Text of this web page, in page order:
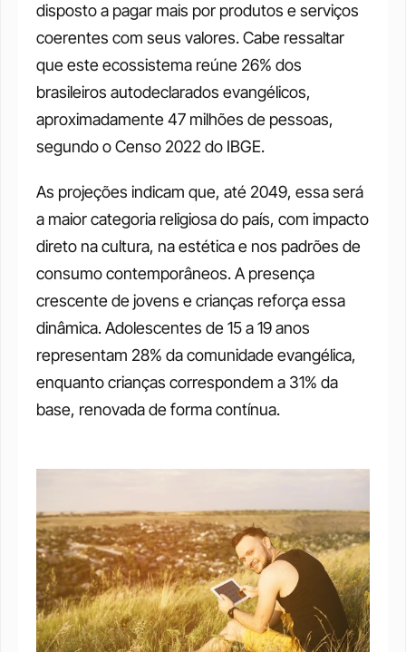
disposto a pagar mais por produtos e serviços
coerentes com seus valores. Cabe ressaltar
que este ecossistema reúne 26% dos
brasileiros autodeclarados evangélicos,
aproximadamente 47 milhões de pessoas,
segundo o Censo 2022 do IBGE.
As projeções indicam que, até 2049, essa será
a maior categoria religiosa do país, com impacto
direto na cultura, na estética e nos padrões de
consumo contemporâneos. A presença
crescente de jovens e crianças reforça essa
dinâmica. Adolescentes de 15 a 19 anos
representam 28% da comunidade evangélica,
enquanto crianças correspondem a 31% da
base, renovada de forma contínua.